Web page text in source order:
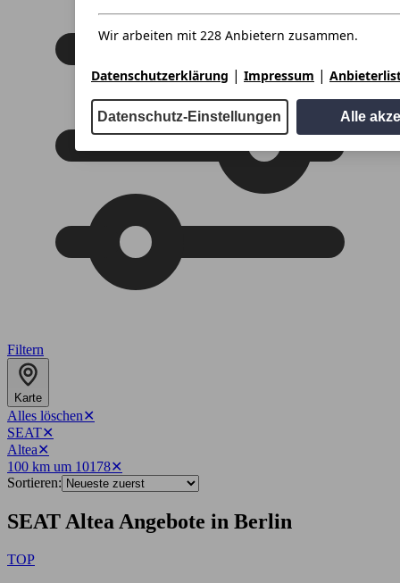
Wir arbeiten mit 228 Anbietern zusammen.
Datenschutzerklärung | Impressum |
Datenschutz-Einstellungen Alle
Filtern
Karte
Alles löschen✕
SEAT✕
Altea✕
100 km um 10178✕
Sortieren:
SEAT Altea Angebote in Berlin
TOP